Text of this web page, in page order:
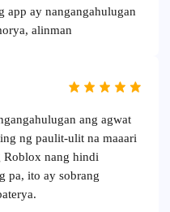
app ay nangangahulugan
alinman
ang agwat
ng paulit-ulit na maaari
Roblox nang hindi
pa, ito ay sobrang